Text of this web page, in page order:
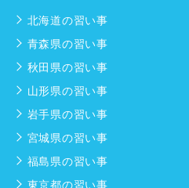
北海道の習い事
青森県の習い事
秋田県の習い事
山形県の習い事
岩手県の習い事
宮城県の習い事
福島県の習い事
東京都の習い事